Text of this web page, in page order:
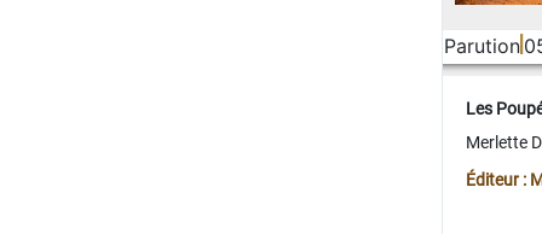
Parution
Les
Merlette
Éditeur :